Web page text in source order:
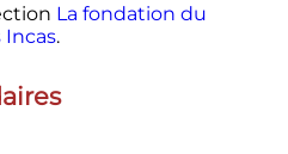
La fondation du
Incas.